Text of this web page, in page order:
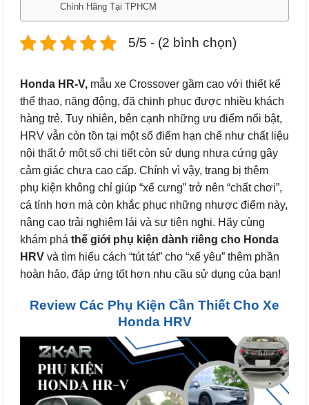
Chính Hãng Tại TPHCM
5/5 - (2 bình chọn)
Honda HR-V, mẫu xe Crossover gầm cao với thiết kế
thể thao, năng động, đã chinh phục được nhiều khách
hàng trẻ. Tuy nhiên, bên cạnh những ưu điểm nổi bật,
HRV vẫn còn tồn tại một số điểm hạn chế như chất liệu
nội thất ở một số chi tiết còn sử dụng nhựa cứng gây
cảm giác chưa cao cấp. Chính vì vậy, trang bị thêm
phụ kiện không chỉ giúp “xế cưng” trở nên “chất chơi”,
cá tính hơn mà còn khắc phục những nhược điểm này,
nâng cao trải nghiệm lái và sự tiện nghi. Hãy cùng
khám phá thế giới phụ kiện dành riêng cho Honda
HRV và tìm hiểu cách “tút tát” cho “xế yêu” thêm phần
hoàn hảo, đáp ứng tốt hơn nhu cầu sử dụng của bạn!
Review Các Phụ Kiện Cần Thiết Cho Xe
Honda HRV